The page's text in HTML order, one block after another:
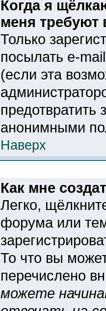
Когда я
меня требуют
Только
посылать e-
(если эта
предотвратить
анонимными
Наверх
Как мне
Легко,
форума или
То что вы
перечислено
можете